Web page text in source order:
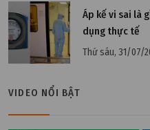
Thứ tư, 02/11/2022 | 09:53
Chiller là gì? Mọi thứ bạn
Áp kế vi sai là
dụng thực tế
Thứ sáu, 31/07/
VIDEO NỔI BẬT